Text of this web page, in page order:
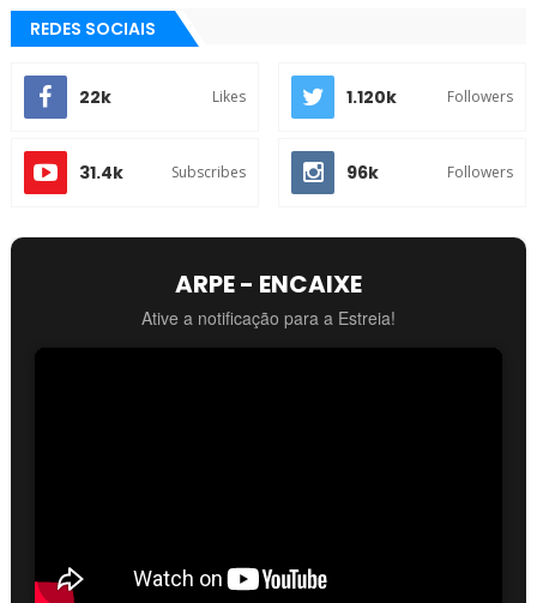
REDES SOCIAIS
22k Likes 1.120k Followers
31.4k Subscribes 96k Followers
ARPE - ENCAIXE
Ative a notificação para a Estreia!